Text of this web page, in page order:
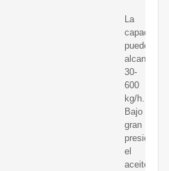
La
capacidad
puede
alcanzar
30-
600
kg/h.
Bajo
gran
presión,
el
aceite